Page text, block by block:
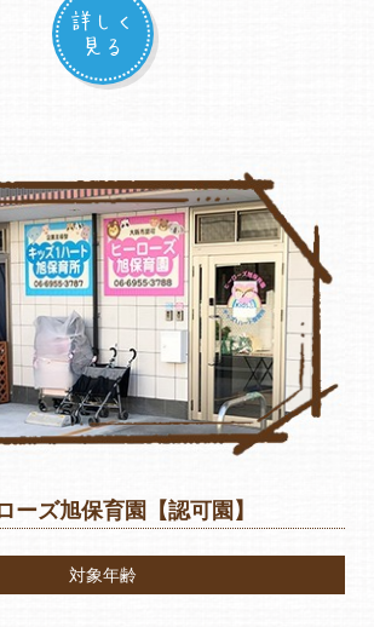
詳しく
見る
ーズ旭保育園【認可園】
対象年齢